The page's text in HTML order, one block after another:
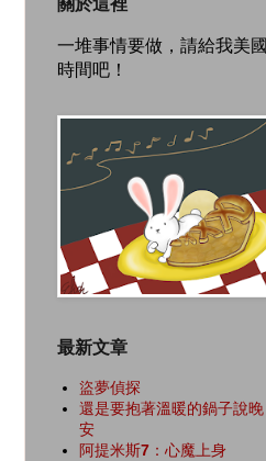
關於這裡
一堆事情要做，請給我美國
時間吧！
最新文章
盜夢偵探
還是要抱著溫暖的鍋子說晚
安
阿提米斯7：心魔上身